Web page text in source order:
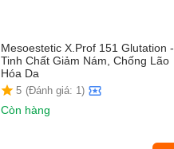
Mesoestetic X.Prof 151 Glutation -
Tinh Chất Giảm Nám, Chống Lão
Hóa Da
5 (Đánh giá: 1)
Còn hàng